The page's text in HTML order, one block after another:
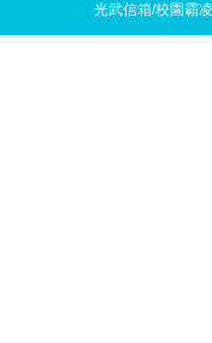
光武信箱/校園霸